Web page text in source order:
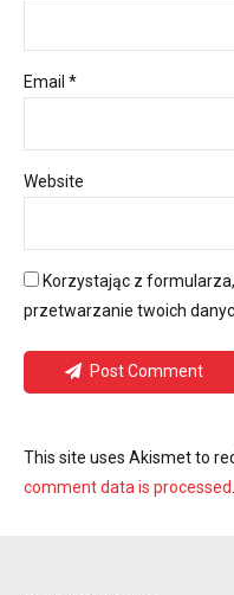
Email *
Website
Korzystając z
przetwarzanie twoich
Post Comment
This site uses Akismet to
comment data is processed